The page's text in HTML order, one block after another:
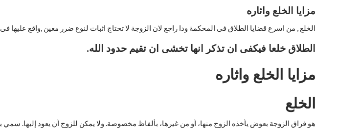
مزايا الخلع واثاره
الخلع , من اسرع قضايا الطلاق فى المحكمة ودا راجع لان الزوجة لا تحتاج اثبات لنوع ضرر معين ,واقع عليها فى
الطلاق خلعا فيكفى ان تذكر انها تخشى ان تقيم حدود الله.
مزايا الخلع واثاره
الخلع